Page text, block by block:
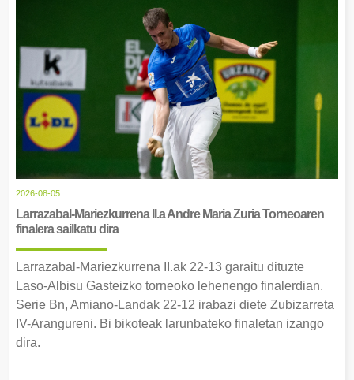
2026-08-05
Larrazabal-Mariezkurrena II.a Andre Maria Zuria Torneoaren
finalera sailkatu dira
Larrazabal-Mariezkurrena II.ak 22-13 garaitu dituzte
Laso-Albisu Gasteizko torneoko lehenengo finalerdian.
Serie Bn, Amiano-Landak 22-12 irabazi diete Zubizarreta
IV-Arangureni. Bi bikoteak larunbateko finaletan izango
dira.